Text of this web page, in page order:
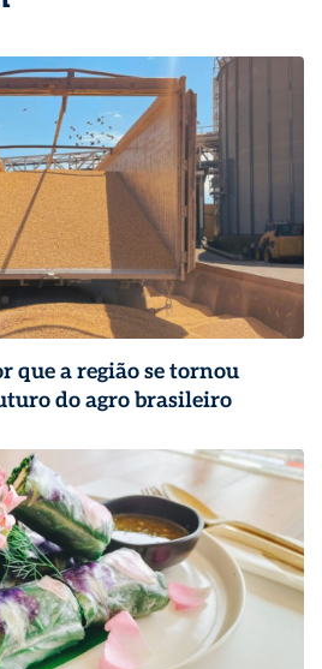
que a região se tornou
do agro brasileiro